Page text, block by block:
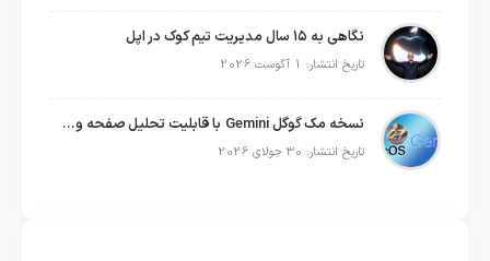
نگاهی به ۱۵ سال مدیریت تیم کوک در اپل
تاریخ انتشار: 1 آگوست 2026
نسخه مک گوگل Gemini با قابلیت تحلیل صفحه و دستورات صوتی در به‌روزرسانی جدید
تاریخ انتشار: 30 جولای 2026